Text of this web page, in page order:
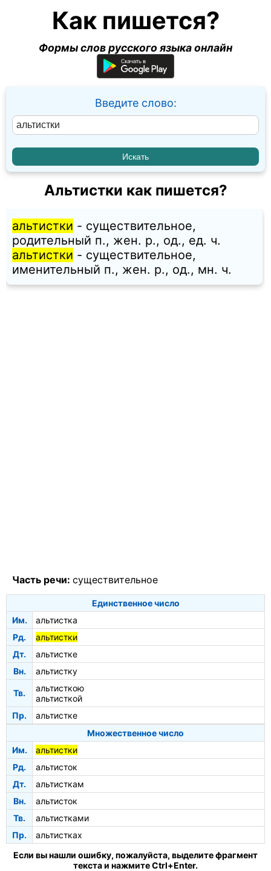
Как пишется?
Формы слов русского языка онлайн
Введите слово:
Альтистки как пишется?
альтистки - существительное,
родительный п., жен. p., од., ед. ч.
альтистки - существительное,
именительный п., жен. p., од., мн. ч.
Часть речи: существительное
Единственное число
Им.
альтистка
Рд.
альтистки
Дт.
альтистке
Вн.
альтистку
Тв.
альтисткою
альтисткой
Пр.
альтистке
Множественное число
Им.
альтистки
Рд.
альтисток
Дт.
альтисткам
Вн.
альтисток
Тв.
альтистками
Пр.
альтистках
Если вы нашли ошибку, пожалуйста, выделите фрагмент
текста и нажмите Ctrl+Enter.